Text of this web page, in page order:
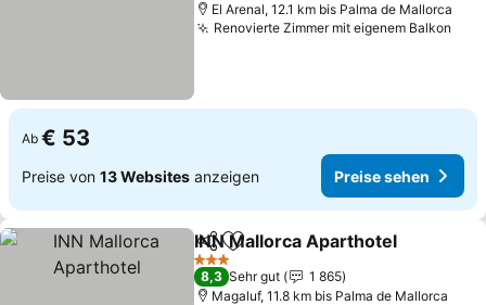
El Arenal, 12.1 km bis Palma de Mallorca
Renovierte Zimmer mit eigenem Balkon
Ab € 53
Preise von 13 Websites anzeigen Preise sehen
TeilenZu Favoriten hinzufügen
INN Mallorca Aparthotel
3 Sterne
8,3 Sehr gut
1 865
Magaluf, 11.8 km bis Palma de Mallorca